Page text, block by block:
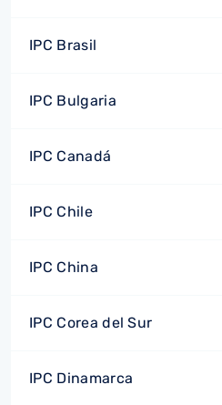
IPC Brasil
IPC Bulgaria
IPC Canadá
IPC Chile
IPC China
IPC Corea del Sur
IPC Dinamarca